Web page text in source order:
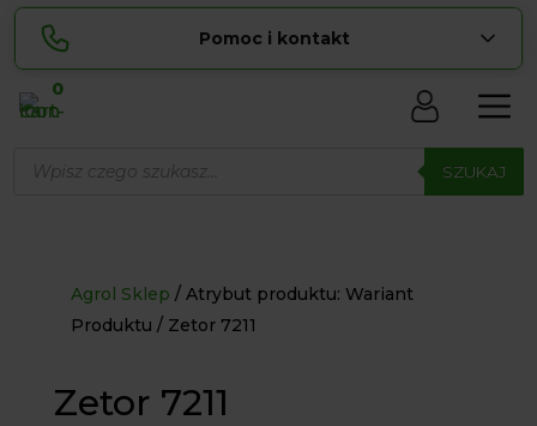
Pomoc i kontakt
Lucyna
pokaż numer
zamowienia@ ...
biuro@ ...
Biuro obsługi klienta czynne Pn-Sb: 8:00 – 20:00
0
produktów SZUKAJ
Agrol Sklep
Atrybut produktu: Wariant
Produktu
Zetor 7211
Zetor 7211